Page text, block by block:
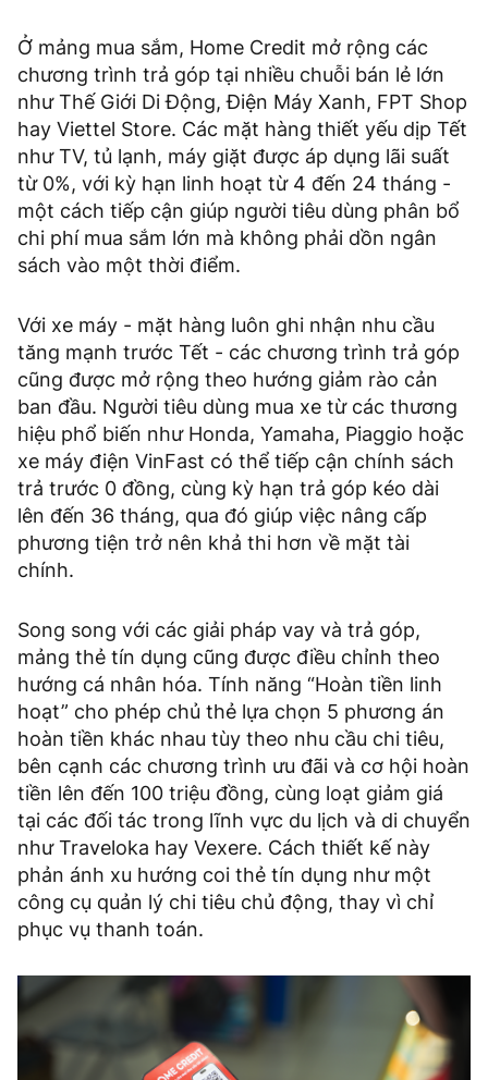
Ở mảng mua sắm, Home Credit mở rộng các
chương trình trả góp tại nhiều chuỗi bán lẻ lớn
như Thế Giới Di Động, Điện Máy Xanh, FPT Shop
hay Viettel Store. Các mặt hàng thiết yếu dịp Tết
như TV, tủ lạnh, máy giặt được áp dụng lãi suất
từ 0%, với kỳ hạn linh hoạt từ 4 đến 24 tháng -
một cách tiếp cận giúp người tiêu dùng phân bổ
chi phí mua sắm lớn mà không phải dồn ngân
sách vào một thời điểm.
Với xe máy - mặt hàng luôn ghi nhận nhu cầu
tăng mạnh trước Tết - các chương trình trả góp
cũng được mở rộng theo hướng giảm rào cản
ban đầu. Người tiêu dùng mua xe từ các thương
hiệu phổ biến như Honda, Yamaha, Piaggio hoặc
xe máy điện VinFast có thể tiếp cận chính sách
trả trước 0 đồng, cùng kỳ hạn trả góp kéo dài
lên đến 36 tháng, qua đó giúp việc nâng cấp
phương tiện trở nên khả thi hơn về mặt tài
chính.
Song song với các giải pháp vay và trả góp,
mảng thẻ tín dụng cũng được điều chỉnh theo
hướng cá nhân hóa. Tính năng “Hoàn tiền linh
hoạt” cho phép chủ thẻ lựa chọn 5 phương án
hoàn tiền khác nhau tùy theo nhu cầu chi tiêu,
bên cạnh các chương trình ưu đãi và cơ hội hoàn
tiền lên đến 100 triệu đồng, cùng loạt giảm giá
tại các đối tác trong lĩnh vực du lịch và di chuyển
như Traveloka hay Vexere. Cách thiết kế này
phản ánh xu hướng coi thẻ tín dụng như một
công cụ quản lý chi tiêu chủ động, thay vì chỉ
phục vụ thanh toán.